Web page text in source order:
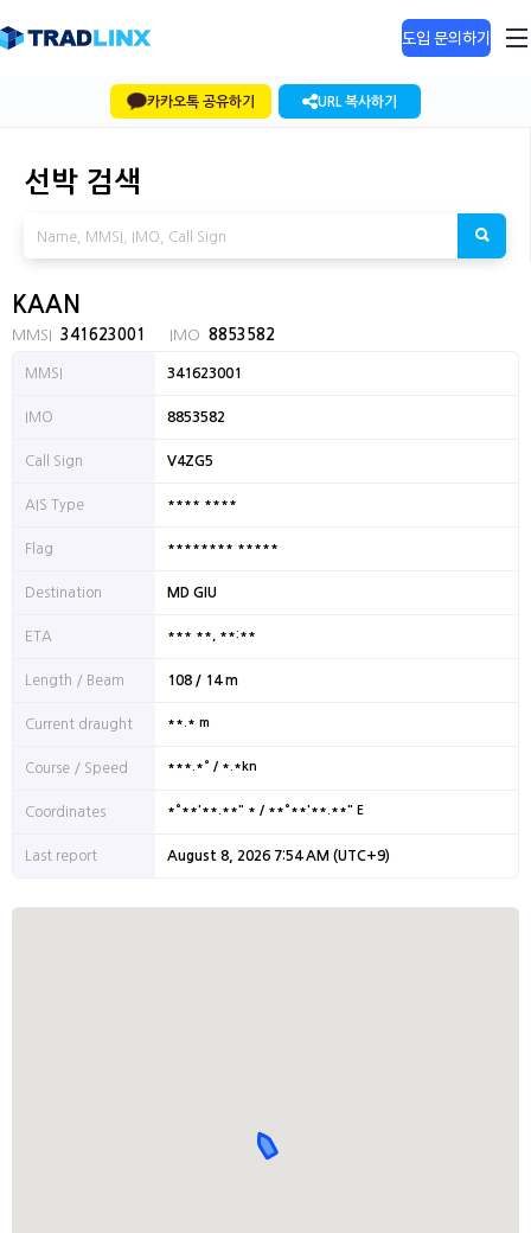
도입 문의하기
카카오톡 공유하기 URL 복사하기
선박 검색
KAAN
MMSI 341623001 IMO 8853582
MMSI 341623001
IMO 8853582
Call Sign V4ZG5
AIS Type **** ****
Flag ******** *****
Destination MD GIU
ETA *** **, **:**
Length / Beam 108 / 14 m
Current draught **.* m
Course / Speed ***.*° / *.*kn
Coordinates *°**'**.**" * / **°**'**.**" E
Last report August 8, 2026 7:54 AM (UTC+9)